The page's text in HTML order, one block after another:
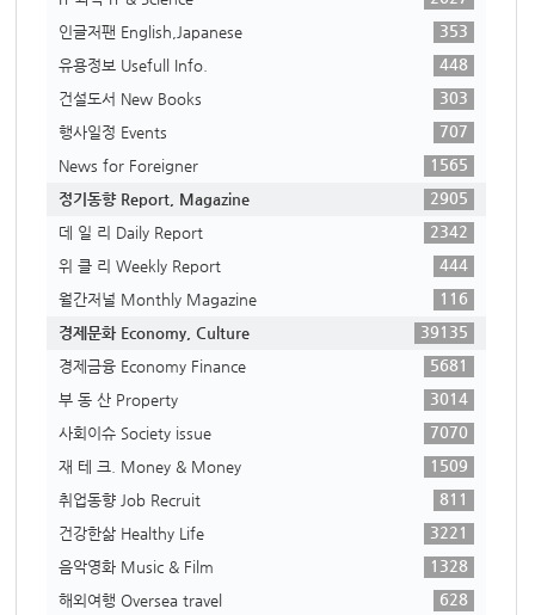
인글저팬 English,Japanese
353
유용정보 Usefull Info.
448
건설도서 New Books
303
행사일정 Events
707
News for Foreigner
1565
정기동향 Report, Magazine
2905
데 일 리 Daily Report
2342
위 클 리 Weekly Report
444
월간저널 Monthly Magazine
116
경제문화 Economy, Culture
39135
경제금융 Economy Finance
5681
부 동 산 Property
3014
사회이슈 Society issue
7070
재 테 크. Money & Money
1509
취업동향 Job Recruit
811
건강한삶 Healthy Life
3221
음악영화 Music & Film
1328
해외여행 Oversea travel
628